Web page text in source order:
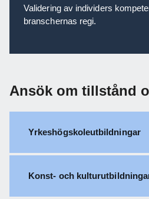
Validering av individers
branschernas regi.
Ansök om tillstånd
Yrkeshögskoleutbildningar
Konst- och